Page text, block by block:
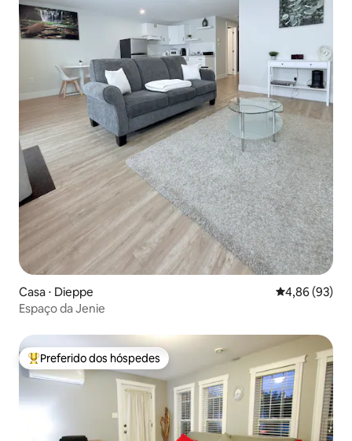
Casa ⋅ Dieppe 4,86 de uma
4,86 (93)
Espaço da Jenie
Entre os melhores preferidos dos hóspedes
Preferido dos hóspedes